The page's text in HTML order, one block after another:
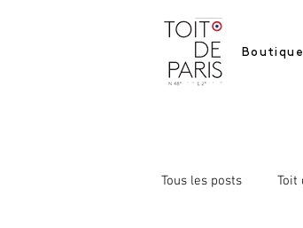
Boutique
Tous les posts Toit